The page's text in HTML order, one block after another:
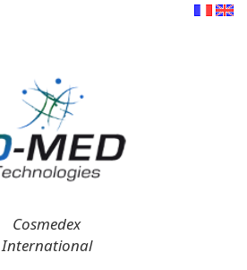
Cosmedex
International